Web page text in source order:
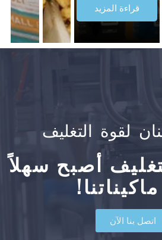
قراءة المزيد
لقوة التغليف
أصبح سهلاً
اتصل بنا الآن